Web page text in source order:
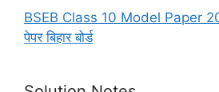
BSEB Class 10 Model Paper
पेपर बिहार बोर्ड